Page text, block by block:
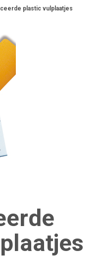
plastic vulplaatjes